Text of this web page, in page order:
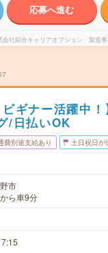
応募へ進む
会社綜合キャリアオプション 製造事
ビギナー活躍中
/日払いOK
費別途支給あり 土日祝日が
市
ら車9分